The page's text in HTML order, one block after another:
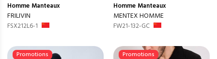
Homme Manteaux
FRILIVIN
FSX212L6-1
Homme Manteaux
MENTEX HOMME
FW21-132-GC
Promotions Promotions